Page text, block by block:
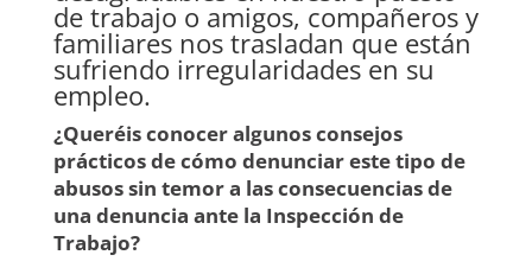
de trabajo o amigos, compañeros y
familiares nos trasladan que están
sufriendo irregularidades en su
empleo.
¿Queréis conocer algunos consejos
prácticos de cómo denunciar este tipo de
abusos sin temor a las consecuencias de
una denuncia ante la Inspección de
Trabajo?